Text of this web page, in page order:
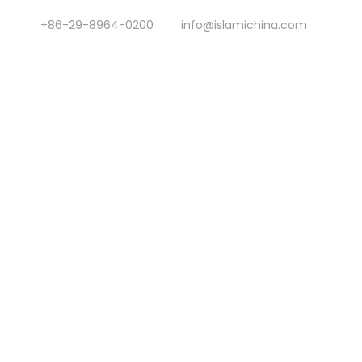
+86-29-8964-0200 info@islamichina.com